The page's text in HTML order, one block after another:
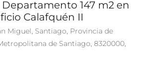
147 m2 en
Calafquén II
Miguel, Santiago, Provincia de
de Santiago, 8320000,